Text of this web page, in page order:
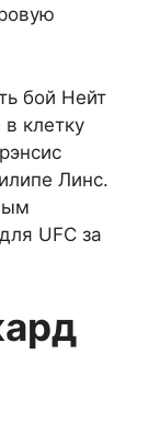
бой Нейт
клетку
Линс.
UFC за